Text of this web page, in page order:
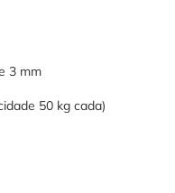
3 mm
50 kg cada)